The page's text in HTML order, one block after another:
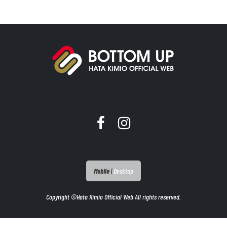
Mobile|Desktop
Copyright ©Hata Kimio Official Web All rights reserved.